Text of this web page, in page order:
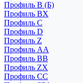
Профиль B (Б)
Профиль BX
Профиль C
Профиль D
Профиль Z
Профиль АА
Профиль BB
Профиль ZX
Профиль CC